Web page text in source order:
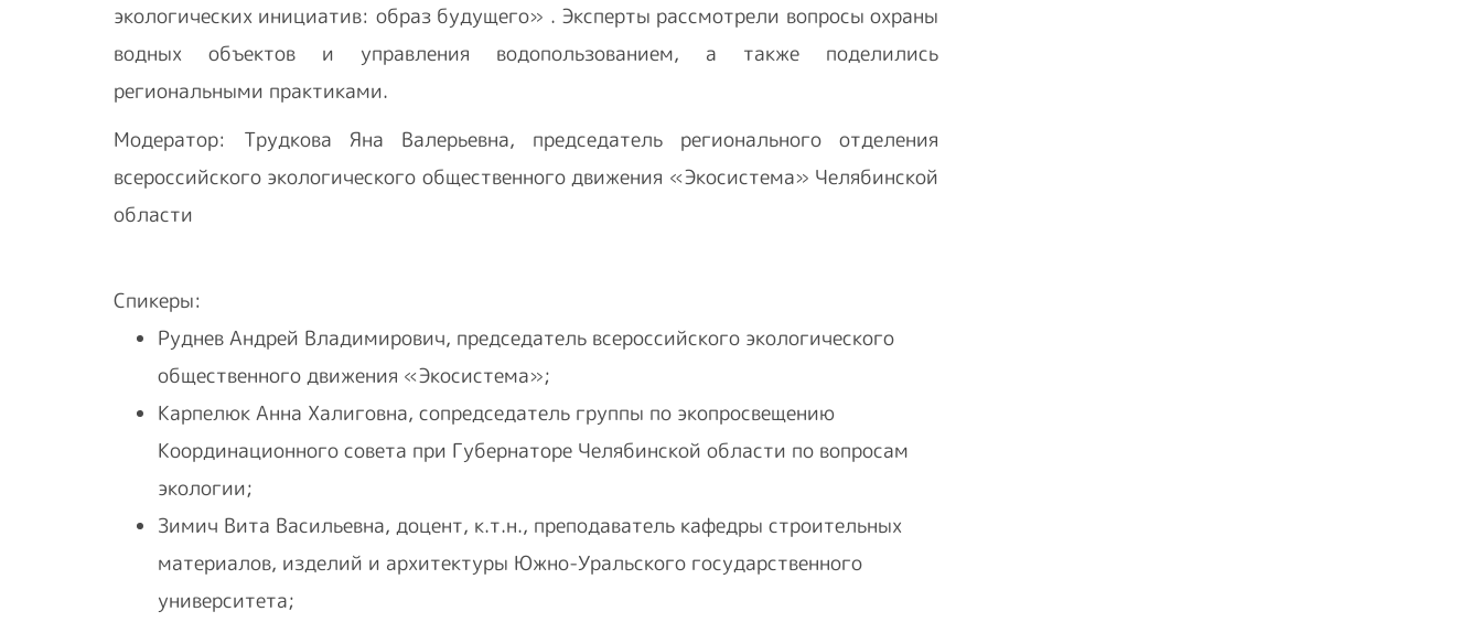
экологических инициатив: образ будущего» . Эксперты рассмотрели вопросы охраны
водных объектов и управления водопользованием, а также поделились
региональными практиками.
Модератор: Трудкова Яна Валерьевна, председатель регионального отделения
всероссийского экологического общественного движения «Экосистема» Челябинской
области
Спикеры:
Руднев Андрей Владимирович, председатель всероссийского экологического
общественного движения «Экосистема»;
Карпелюк Анна Халиговна, сопредседатель группы по экопросвещению
Координационного совета при Губернаторе Челябинской области по вопросам
экологии;
Зимич Вита Васильевна, доцент, к.т.н., преподаватель кафедры строительных
материалов, изделий и архитектуры Южно-Уральского государственного
университета;